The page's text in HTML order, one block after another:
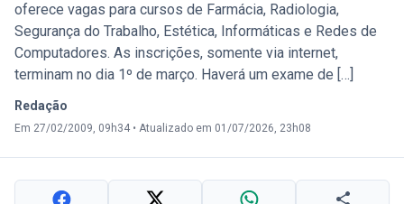
oferece vagas para cursos de Farmácia, Radiologia,
Segurança do Trabalho, Estética, Informáticas e Redes de
Computadores. As inscrições, somente via internet,
terminam no dia 1º de março. Haverá um exame de […]
Redação
Em 27/02/2009, 09h34 • Atualizado em 01/07/2026, 23h08